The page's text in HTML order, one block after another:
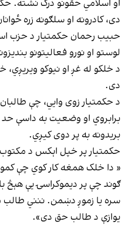
او اسلامي حقونو درک نشته.
دی، کادرونه او سلګونه زره
حبیب رحمان حکمتیار د حزب
لوستو او نورو فعالیتونو
د خلکو له غږ او نیوکو ویریږي،
دی.
د حکمتیار زوی وايي، چې
برابروي او وضعیت به داسې
بریدونه به پر دوی کیږي.
حکمتیار پر خپل اېکس د
« دا خلک همغه کار کوي چې
ګوند چې پر دیموکراسۍ یې هېڅ
سره یا زموږ دښمن. ننني
یوازې د طالب حق دی».